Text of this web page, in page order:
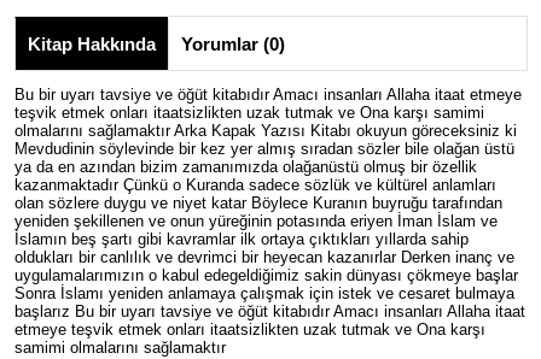
Kitap Hakkında Yorumlar (0)
Bu bir uyarı tavsiye ve öğüt kitabıdır Amacı insanları Allaha itaat etmeye
teşvik etmek onları itaatsizlikten uzak tutmak ve Ona karşı samimi
olmalarını sağlamaktır Arka Kapak Yazısı Kitabı okuyun göreceksiniz ki
Mevdudinin söylevinde bir kez yer almış sıradan sözler bile olağan üstü
ya da en azından bizim zamanımızda olağanüstü olmuş bir özellik
kazanmaktadır Çünkü o Kuranda sadece sözlük ve kültürel anlamları
olan sözlere duygu ve niyet katar Böylece Kuranın buyruğu tarafından
yeniden şekillenen ve onun yüreğinin potasında eriyen İman İslam ve
İslamın beş şartı gibi kavramlar ilk ortaya çıktıkları yıllarda sahip
oldukları bir canlılık ve devrimci bir heyecan kazanırlar Derken inanç ve
uygulamalarımızın o kabul edegeldiğimiz sakin dünyası çökmeye başlar
Sonra İslamı yeniden anlamaya çalışmak için istek ve cesaret bulmaya
başlarız Bu bir uyarı tavsiye ve öğüt kitabıdır Amacı insanları Allaha itaat
etmeye teşvik etmek onları itaatsizlikten uzak tutmak ve Ona karşı
samimi olmalarını sağlamaktır